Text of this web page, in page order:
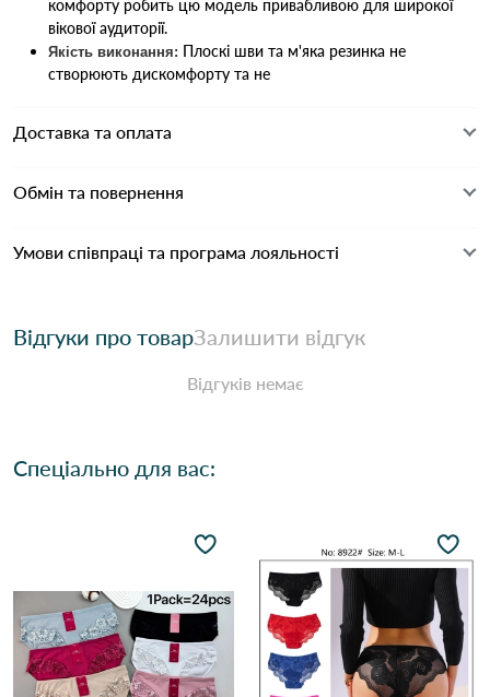
комфорту робить цю модель привабливою для широкої
вікової аудиторії.
Якість виконання: Плоскі шви та м'яка резинка не
створюють дискомфорту та не
Доставка та оплата
Обмін та повернення
Умови співпраці та програма лояльності
Відгуки про товарЗалишити відгук
Відгуків немає
Спеціально для вас: